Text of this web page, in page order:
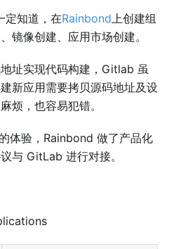
定知道，在Rainbond上创建组
镜像创建、应用市场创建。
址实现代码构建，Gitlab 虽
新应用需要拷贝源码地址及设
烦，也容易犯错。
体验，Rainbond 做了产品化
与 GitLab 进行对接。